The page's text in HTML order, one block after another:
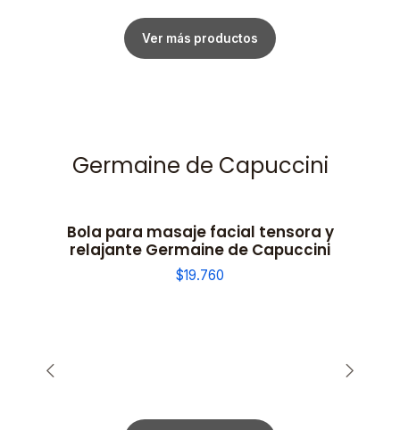
Ver más productos
Germaine de Capuccini
Bola para masaje facial tensora y
relajante Germaine de Capuccini
$19.760